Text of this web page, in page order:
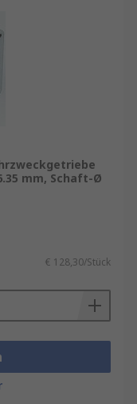
mm, Schaft-Ø
€ 128,30/Stück